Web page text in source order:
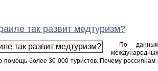
так развит медтуризм?
По данным
более 30 000 туристов. Почему